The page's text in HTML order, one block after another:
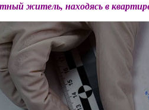
житель, находясь в